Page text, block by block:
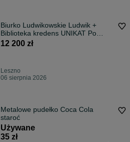
Biurko Ludwikowskie Ludwik +
Biblioteka kredens UNIKAT Po
Renowacji
12 200 zł
Leszno
06 sierpnia 2026
Metalowe pudełko Coca Cola
staroć
Używane
35 zł